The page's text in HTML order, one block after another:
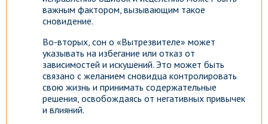
важным фактором, вызывающим такое
сновидение.
Во-вторых, сон о «Вытрезвителе» может
указывать на избегание или отказ от
зависимостей и искушений. Это может быть
связано с желанием сновидца контролировать
свою жизнь и принимать содержательные
решения, освобождаясь от негативных привычек
и влияний.